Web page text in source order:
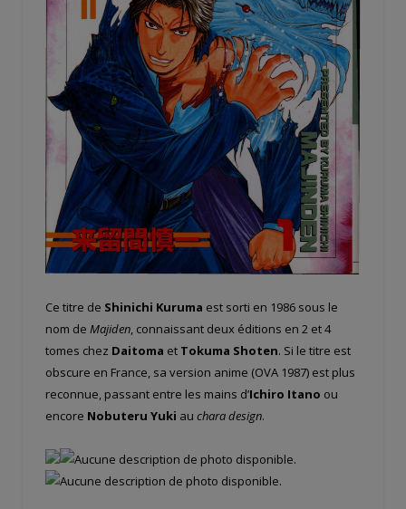
Ce titre de Shinichi Kuruma est sorti en 1986 sous le
nom de Majiden, connaissant deux éditions en 2 et 4
tomes chez Daitoma et Tokuma Shoten. Si le titre est
obscure en France, sa version anime (OVA 1987) est plus
reconnue, passant entre les mains d’Ichiro Itano ou
encore Nobuteru Yuki au chara design.